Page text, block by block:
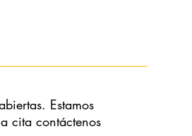
Estamos
cita contáctenos